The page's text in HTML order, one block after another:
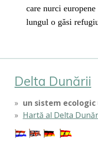
care nurci
lungul o găsi
Delta Dunării
un sistem
Hartă al Delta